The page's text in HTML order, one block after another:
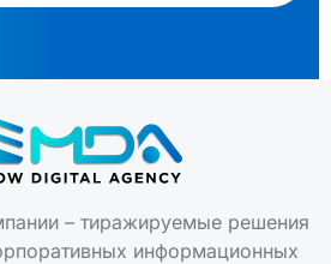
– тиражируемые решения
информационных